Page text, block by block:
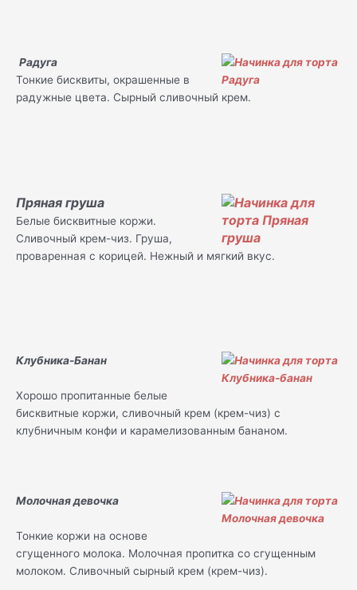
Радуга
Тонкие бисквиты, окрашенные в
радужные цвета. Сырный сливочный крем.
Пряная груша
Белые бисквитные коржи.
Сливочный крем-чиз. Груша,
проваренная с корицей. Нежный и мягкий вкус.
Клубника-Банан
Хорошо пропитанные белые
бисквитные коржи, сливочный крем (крем-чиз) с
клубничным конфи и карамелизованным бананом.
Молочная девочка
Тонкие коржи на основе
сгущенного молока. Молочная пропитка со сгущенным
молоком. Сливочный сырный крем (крем-чиз).